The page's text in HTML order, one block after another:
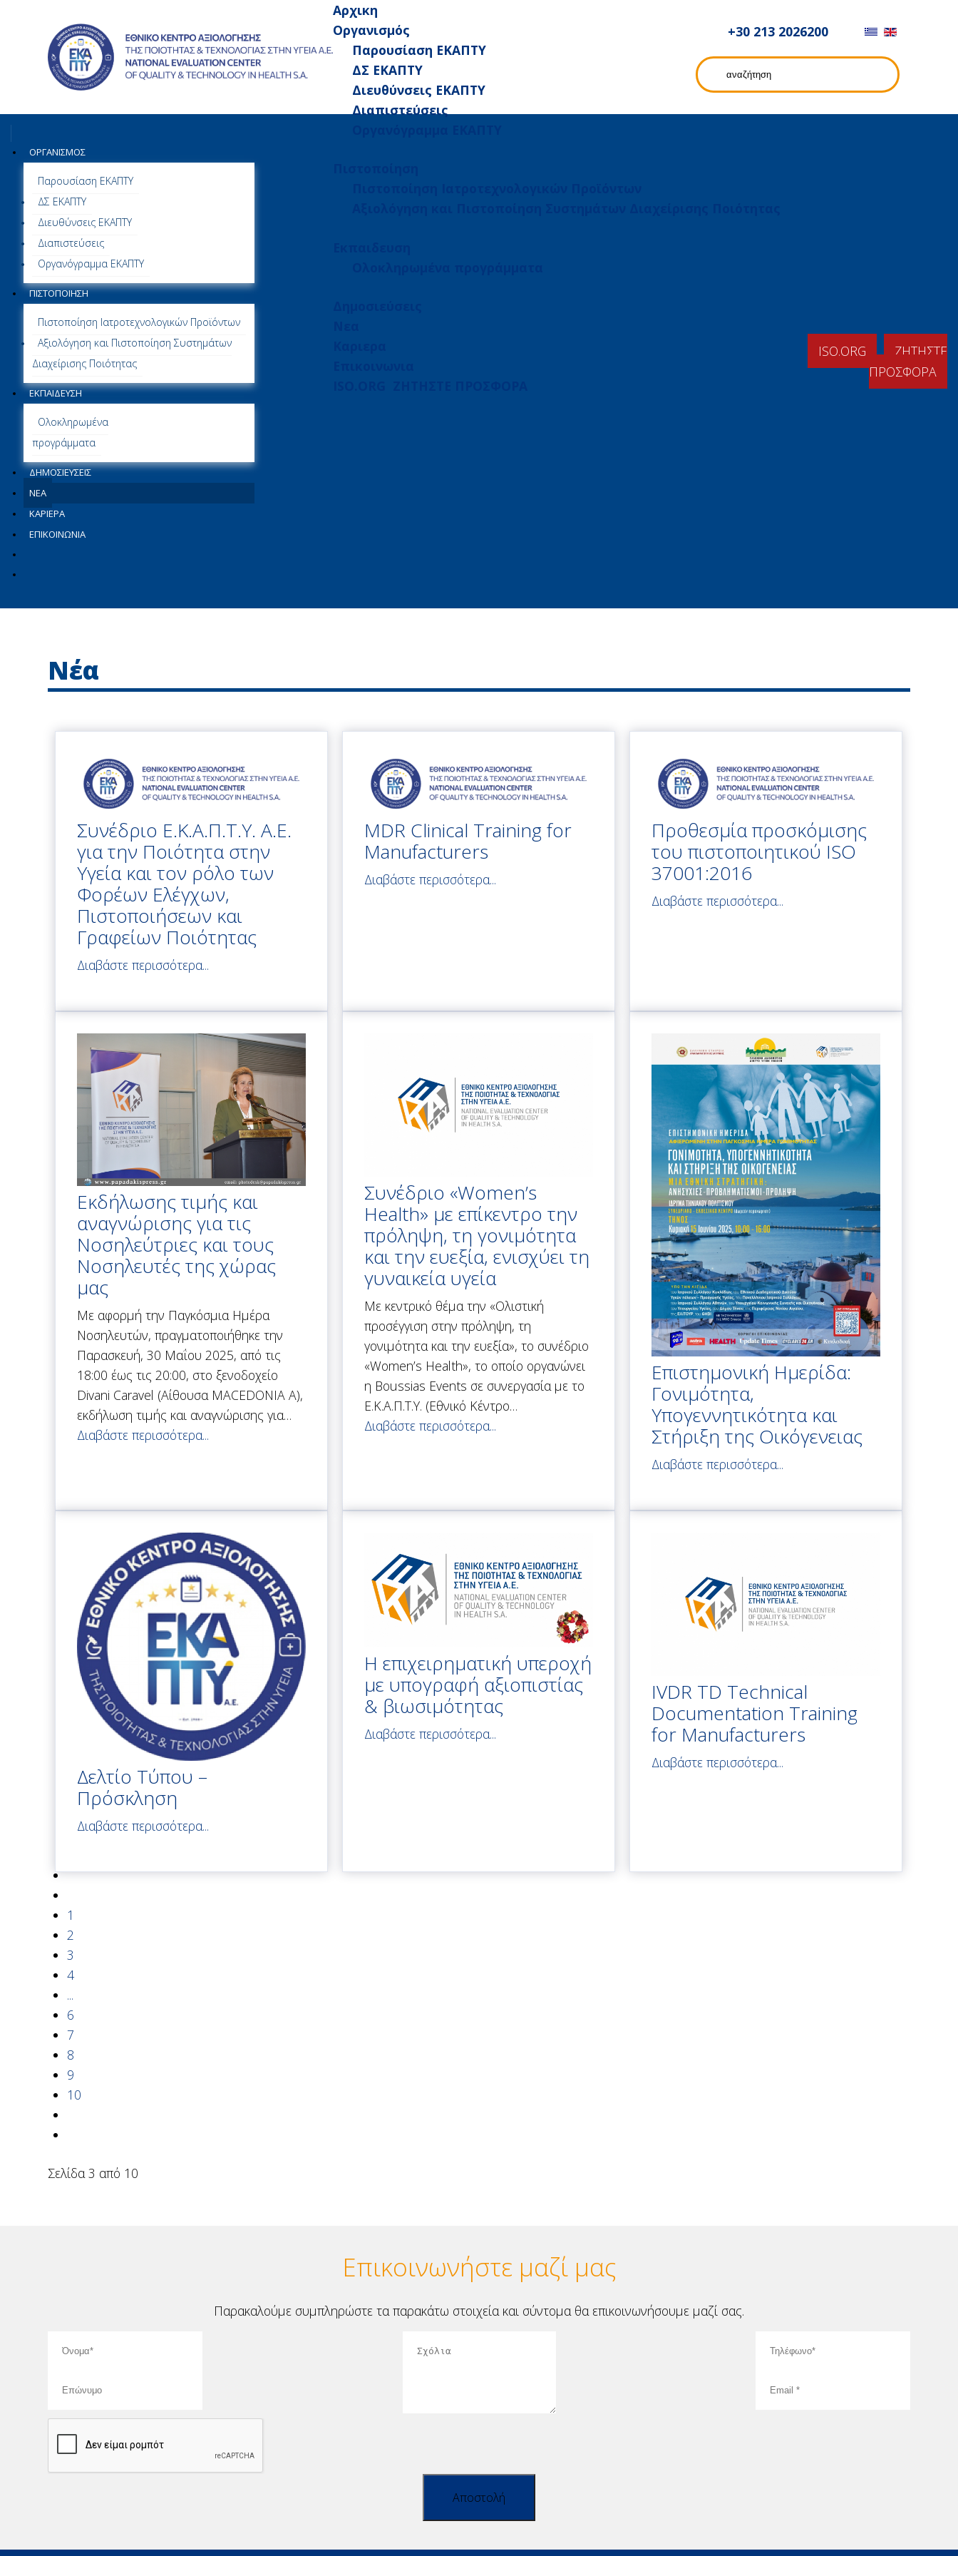
+30 213 2026200
Αρχικη
Οργανισμός
Παρουσίαση ΕΚΑΠΤΥ
ΔΣ ΕΚΑΠΤΥ
Διευθύνσεις ΕΚΑΠΤΥ
Διαπιστεύσεις
ΟΡΓΑΝΙΣΜΌΣ
Παρουσίαση ΕΚΑΠΤΥ
ΔΣ ΕΚΑΠΤΥ
Διευθύνσεις ΕΚΑΠΤΥ
Διαπιστεύσεις
Οργανόγραμμα ΕΚΑΠΤΥ
ΠΙΣΤΟΠΟΊΗΣΗ
Πιστοποίηση Ιατροτεχνολογικών Προϊόντων
Αξιολόγηση και Πιστοποίηση Συστημάτων
Διαχείρισης Ποιότητας
ΕΚΠΑΙΔΕΥΣΗ
Ολοκληρωμένα
προγράμματα
ΔΗΜΟΣΙΕΎΣΕΙΣ
ΝΕΑ
ΚΑΡΙΕΡΑ
ΕΠΙΚΟΙΝΩΝΙΑ
ISO.ORG
ΖΗΤΗΣΤΕ
ΠΡΟΣΦΟΡΑ
Νέα
Συνέδριο Ε.Κ.Α.Π.Τ.Υ. Α.Ε.
για την Ποιότητα στην
Υγεία και τον ρόλο των
Φορέων Ελέγχων,
Πιστοποιήσεων και
Γραφείων Ποιότητας
Διαβάστε περισσότερα...
MDR Clinical Training for
Manufacturers
Διαβάστε περισσότερα...
Προθεσμία προσκόμισης
του πιστοποιητικού ISO
37001:2016
Διαβάστε περισσότερα...
Εκδήλωσης τιμής και
αναγνώρισης για τις
Νοσηλεύτριες και τους
Νοσηλευτές της χώρας
μας
Με αφορμή την Παγκόσμια Ημέρα
Νοσηλευτών, πραγματοποιήθηκε την
Παρασκευή, 30 Μαΐου 2025, από τις
18:00 έως τις 20:00, στο ξενοδοχείο
Divani Caravel (Αίθουσα MACEDONIA A),
εκδήλωση τιμής και αναγνώρισης για…
Διαβάστε περισσότερα...
Συνέδριο «Women’s
Health» με επίκεντρο την
πρόληψη, τη γονιμότητα
και την ευεξία, ενισχύει τη
γυναικεία υγεία
Με κεντρικό θέμα την «Ολιστική
προσέγγιση στην πρόληψη, τη
γονιμότητα και την ευεξία», το συνέδριο
«Women’s Health», το οποίο οργανώνει
η Boussias Events σε συνεργασία με το
Ε.Κ.Α.Π.Τ.Υ. (Εθνικό Κέντρο…
Διαβάστε περισσότερα...
Επιστημονική Ημερίδα:
Γονιμότητα,
Υπογεννητικότητα και
Στήριξη της Οικόγενειας
Διαβάστε περισσότερα...
Δελτίο Τύπου –
Πρόσκληση
Διαβάστε περισσότερα...
Η επιχειρηματική υπεροχή
με υπογραφή αξιοπιστίας
& βιωσιμότητας
Διαβάστε περισσότερα...
IVDR TD Technical
Documentation Training
for Manufacturers
Διαβάστε περισσότερα...
1
2
3
4
...
6
7
8
9
10
Σελίδα 3 από 10
Επικοινωνήστε μαζί μας
Παρακαλούμε συμπληρώστε τα παρακάτω στοιχεία και σύντομα θα επικοινωνήσουμε μαζί σας.
Αποστολή